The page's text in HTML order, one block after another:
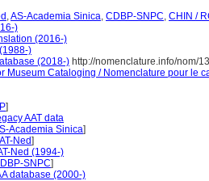
,AS-Academia Sinica, CDBP-SNPC, CHIN /
)
(2016-)
)
(2018-) http://nomenclature.info/nom/
Museum Cataloging / Nomenclature pour le
]
AAT data
Academia Sinica]
Ned]
Ned (1994-)
SNPC]
database (2000-)